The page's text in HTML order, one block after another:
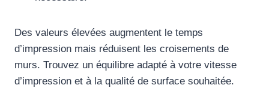
Des valeurs élevées augmentent le temps
d’impression mais réduisent les croisements de
murs. Trouvez un équilibre adapté à votre vitesse
d’impression et à la qualité de surface souhaitée.